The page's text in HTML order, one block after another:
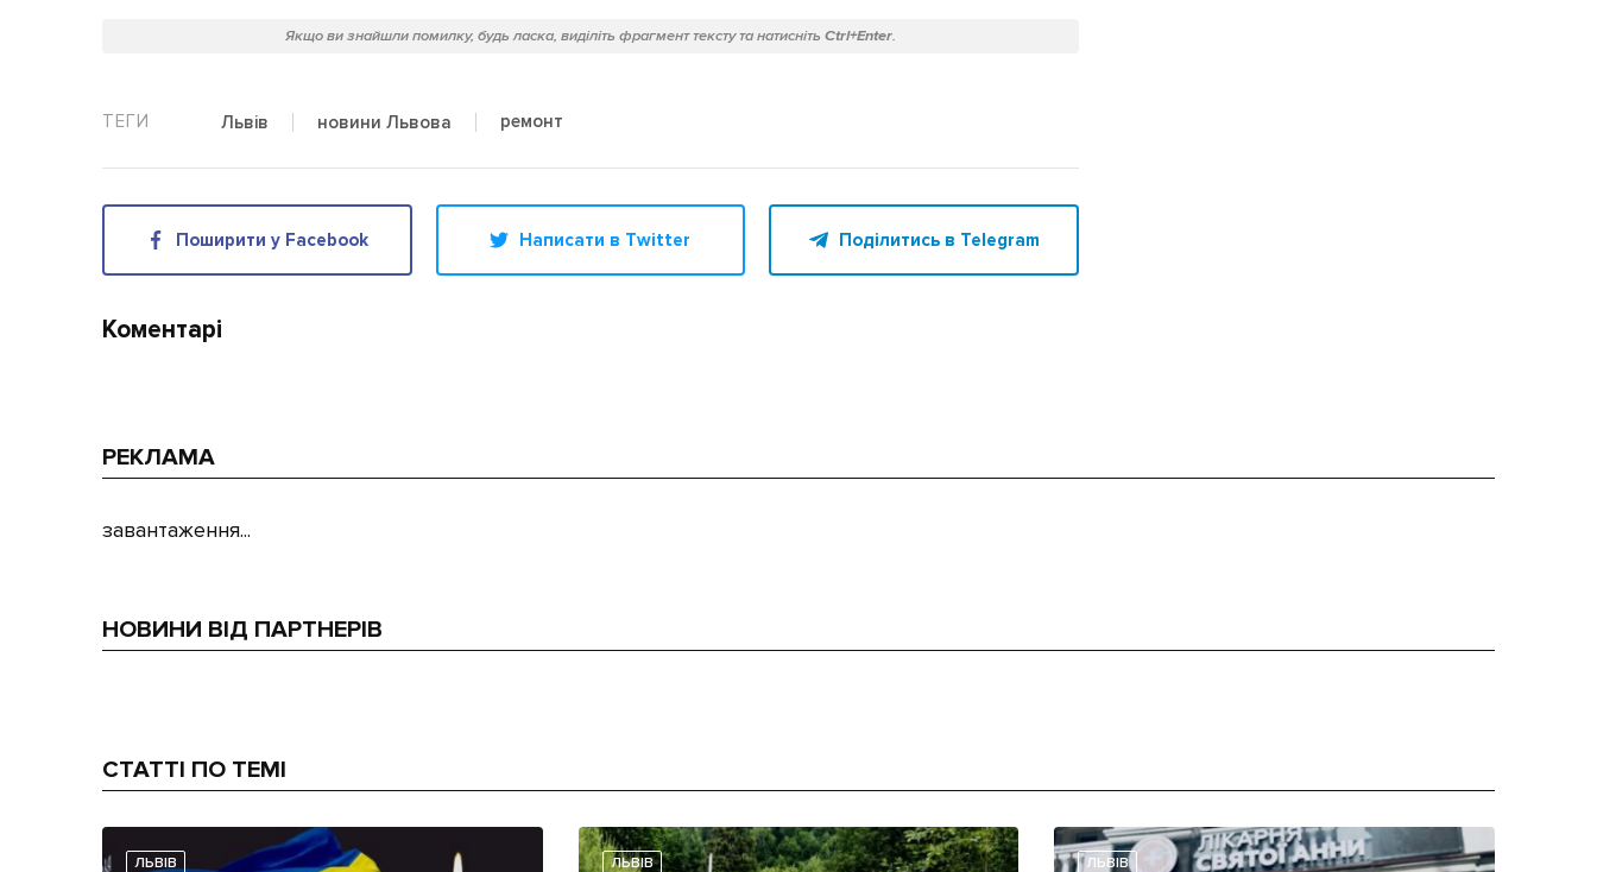
Якщо ви знайшли помилку, будь ласка, виділіть фрагмент тексту та натисніть Ctrl+Enter.
Львів новини Львова ремонт
Поширити у Facebook Написати в Twitter Поділитись в Telegram
Коментарі
РЕКЛАМА
завантаження...
НОВИНИ ВІД ПАРТНЕРІВ
СТАТТІ ПО ТЕМІ
ЛЬВІВ ЛЬВІВ ЛЬВІВ